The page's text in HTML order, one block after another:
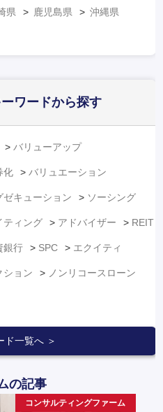
県 鹿児島県 沖縄県
ワードから探す
バリューアップ
化 バリュエーション
ゼキューション ソーシング
ティング アドバイザー REIT
銀行 SPC エクイティ
ション ノンリコースローン
ド一覧へ ＞
の記事
コンサルティングファーム